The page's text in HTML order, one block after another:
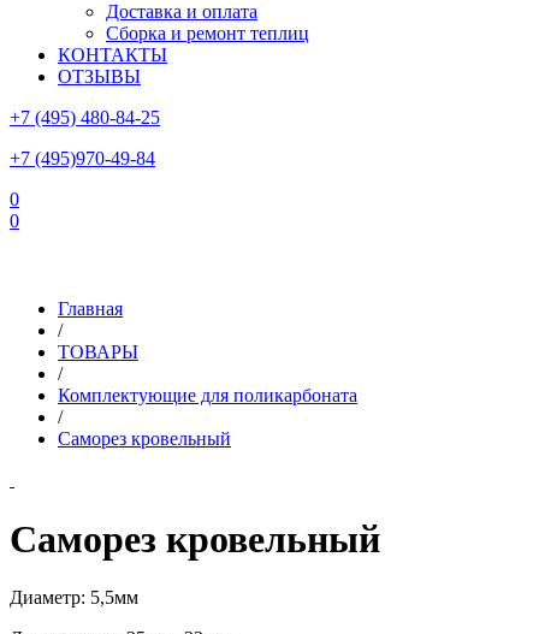
Доставка и оплата
Сборка и ремонт теплиц
КОНТАКТЫ
ОТЗЫВЫ
+7 (495) 480-84-25
+7 (495)970-49-84
0
0
Главная
/
ТОВАРЫ
/
Комплектующие для поликарбоната
/
Саморез кровельный
Саморез кровельный
Диаметр: 5,5мм